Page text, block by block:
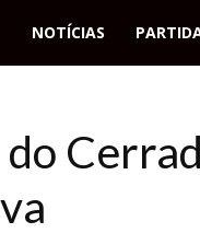
Salão
NOTÍCIAS